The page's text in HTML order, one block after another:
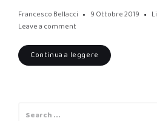
Francesco Bellacci 9 Ottobre 2019
Leave a comment
Continua a leggere